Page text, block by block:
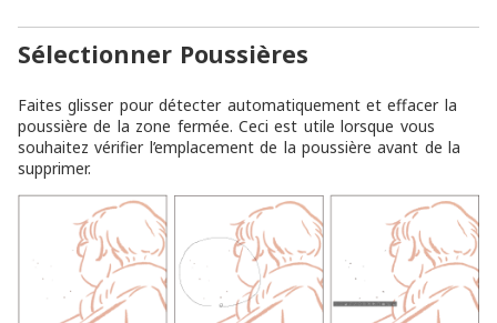
Sélectionner Poussières
Faites glisser pour détecter automatiquement et effacer la
poussière de la zone fermée. Ceci est utile lorsque vous
souhaitez vérifier l’emplacement de la poussière avant de la
supprimer.